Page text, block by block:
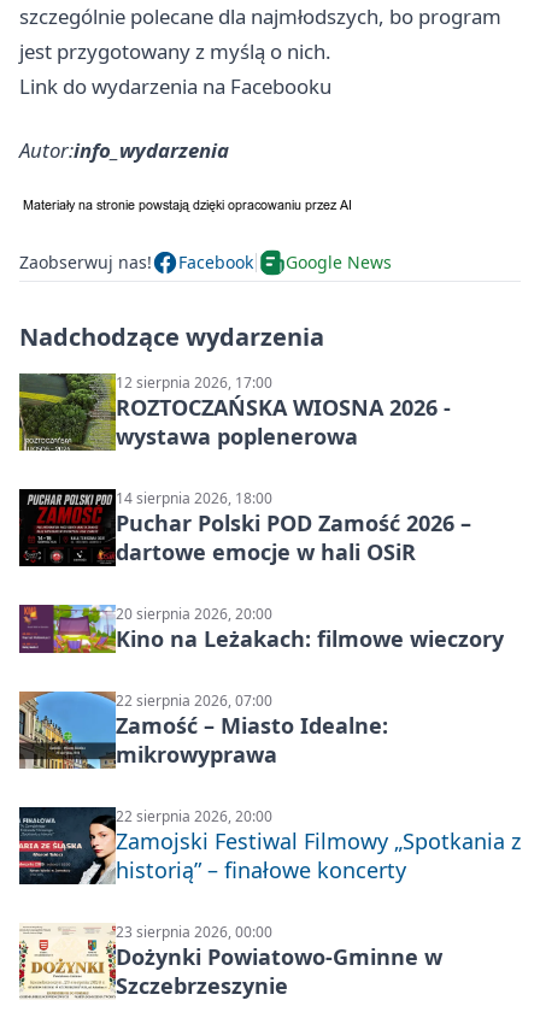
szczególnie polecane dla najmłodszych, bo program
jest przygotowany z myślą o nich.
Link do wydarzenia na Facebooku
Autor:info_wydarzenia
Zaobserwuj nas! Facebook Google News
Nadchodzące wydarzenia
12 sierpnia 2026, 17:00
ROZTOCZAŃSKA WIOSNA 2026 -
wystawa poplenerowa
14 sierpnia 2026, 18:00
Puchar Polski POD Zamość 2026 –
dartowe emocje w hali OSiR
20 sierpnia 2026, 20:00
Kino na Leżakach: filmowe wieczory
22 sierpnia 2026, 07:00
Zamość – Miasto Idealne:
mikrowyprawa
22 sierpnia 2026, 20:00
Zamojski Festiwal Filmowy „Spotkania z
historią” – finałowe koncerty
23 sierpnia 2026, 00:00
Dożynki Powiatowo-Gminne w
Szczebrzeszynie